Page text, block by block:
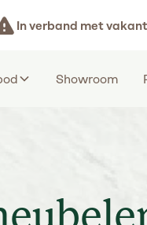
In verband met
Showroom